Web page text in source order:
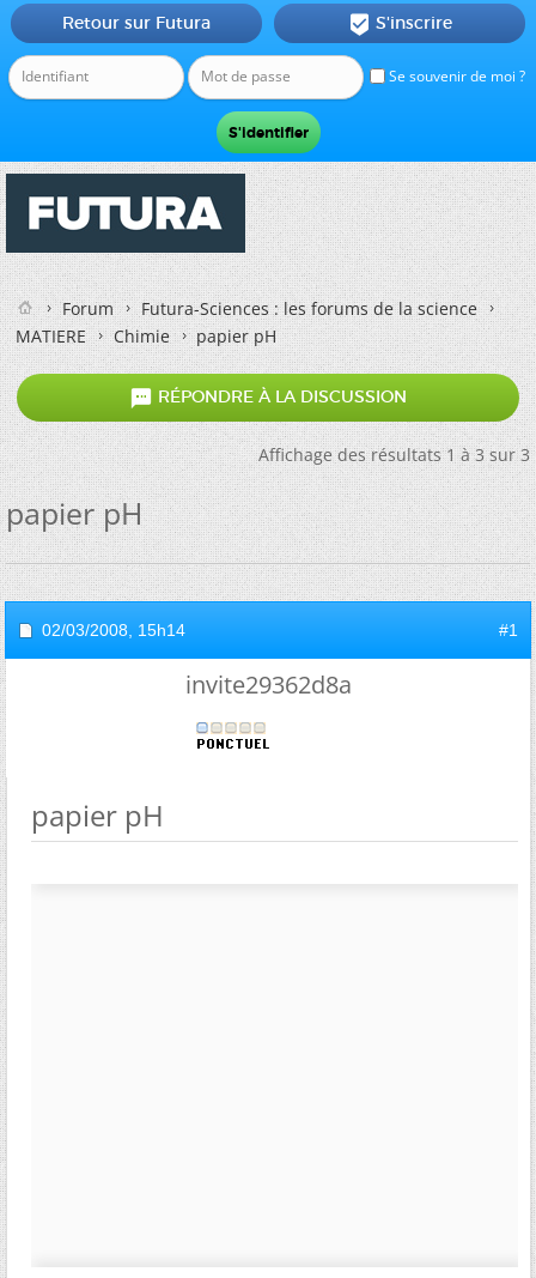
Se souvenir de moi ?
Retour sur Futura  S'inscrire
Forum
Futura-Sciences : les forums de la science
MATIERE
Chimie papier pH
 RÉPONDRE À LA DISCUSSION
Affichage des résultats 1 à 3 sur 3
papier pH
02/03/2008, 15h14 #1
invite29362d8a
papier pH